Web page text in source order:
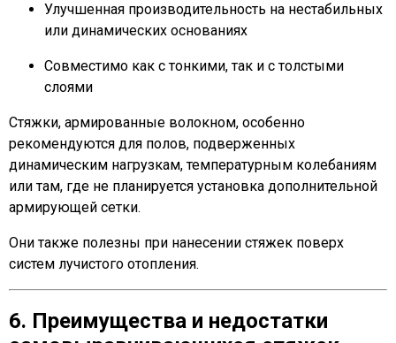
Улучшенная производительность на нестабильных
или динамических основаниях
Совместимо как с тонкими, так и с толстыми
слоями
Стяжки, армированные волокном, особенно
рекомендуются для полов, подверженных
динамическим нагрузкам, температурным колебаниям
или там, где не планируется установка дополнительной
армирующей сетки.
Они также полезны при нанесении стяжек поверх
систем лучистого отопления.
6. Преимущества и недостатки